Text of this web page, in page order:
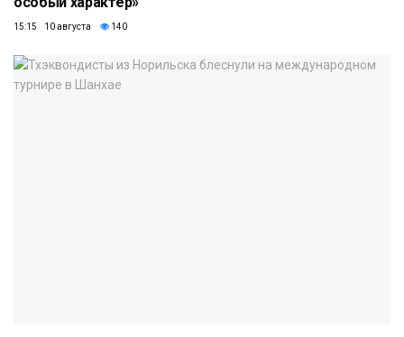
15:15 10 августа 140